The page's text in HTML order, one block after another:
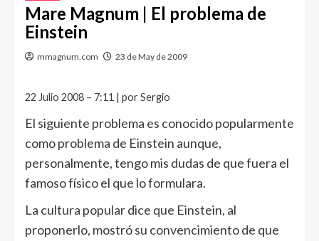
Mare Magnum | El problema de
Einstein
mmagnum.com 23 de May de 2009
22 Julio 2008 – 7:11 | por Sergio
El siguiente problema es conocido popularmente
como problema de Einstein aunque,
personalmente, tengo mis dudas de que fuera el
famoso físico el que lo formulara.
La cultura popular dice que Einstein, al
proponerlo, mostró su convencimiento de que